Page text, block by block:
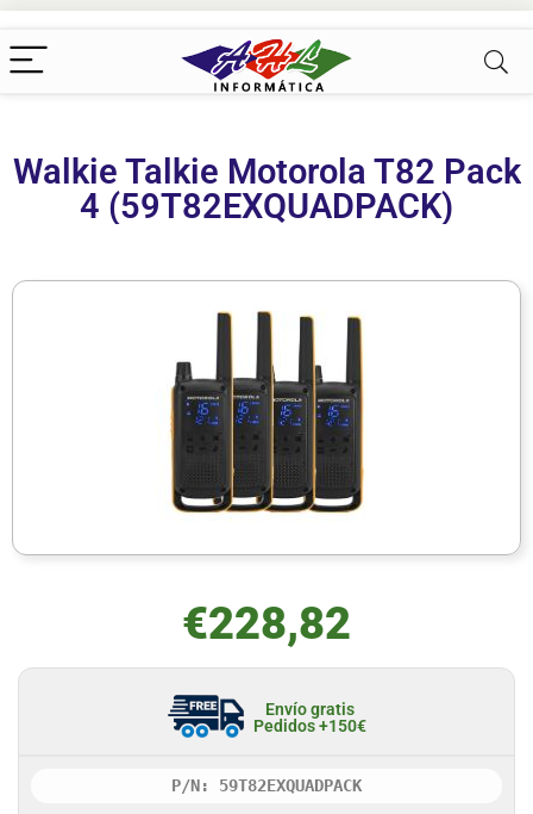
Walkie Talkie Motorola T82 Pack
4 (59T82EXQUADPACK)
€228,82
Envío gratis
Pedidos +150€
P/N: 59T82EXQUADPACK